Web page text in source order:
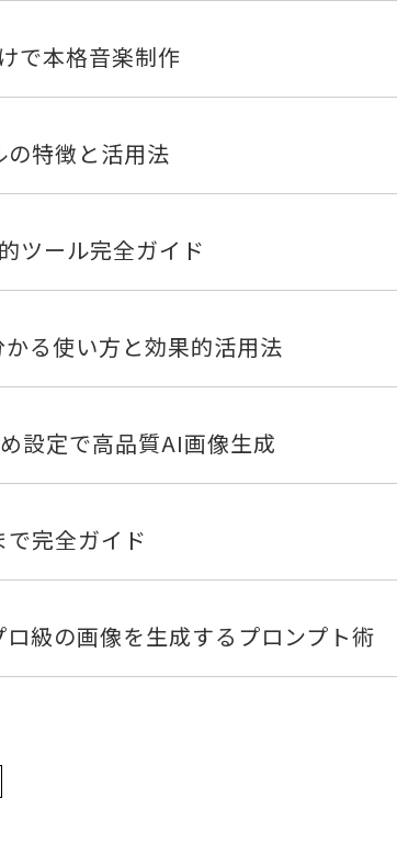
で本格音楽制作
特徴と活用法
ツール完全ガイド
る使い方と効果的活用法
設定で高品質AI画像生成
完全ガイド
級の画像を生成するプロンプト術